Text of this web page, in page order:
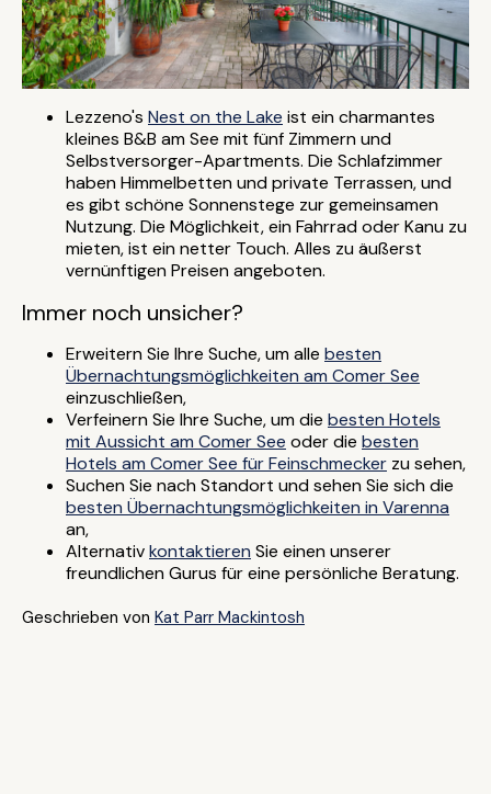
Lezzeno's Nest on the Lake ist ein charmantes
kleines B&B am See mit fünf Zimmern und
Selbstversorger-Apartments. Die Schlafzimmer
haben Himmelbetten und private Terrassen, und
es gibt schöne Sonnenstege zur gemeinsamen
Nutzung. Die Möglichkeit, ein Fahrrad oder Kanu zu
mieten, ist ein netter Touch. Alles zu äußerst
vernünftigen Preisen angeboten.
Immer noch unsicher?
Erweitern Sie Ihre Suche, um alle besten
Übernachtungsmöglichkeiten am Comer See
einzuschließen,
Verfeinern Sie Ihre Suche, um die besten Hotels
mit Aussicht am Comer See oder die besten
Hotels am Comer See für Feinschmecker zu sehen,
Suchen Sie nach Standort und sehen Sie sich die
besten Übernachtungsmöglichkeiten in Varenna
an,
Alternativkontaktieren Sie einen unserer
freundlichen Gurus für eine persönliche Beratung.
Geschrieben von Kat Parr Mackintosh